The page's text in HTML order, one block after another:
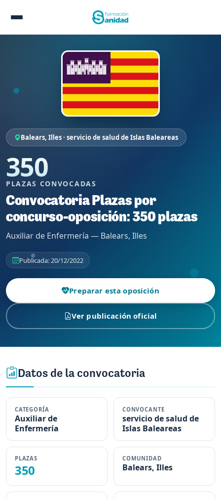
Balears, Illes · servicio de salud de Islas Baleareas
350
PLAZAS CONVOCADAS
Convocatoria Plazas por
concurso-oposición: 350 plazas
Auxiliar de Enfermería — Balears, Illes
Publicada: 20/12/2022
Preparar esta oposición
Ver publicación oficial
Datos de la convocatoria
CATEGORÍA
Auxiliar de
Enfermería
CONVOCANTE
servicio de salud de
Islas Baleareas
PLAZAS
350
COMUNIDAD
Balears, Illes